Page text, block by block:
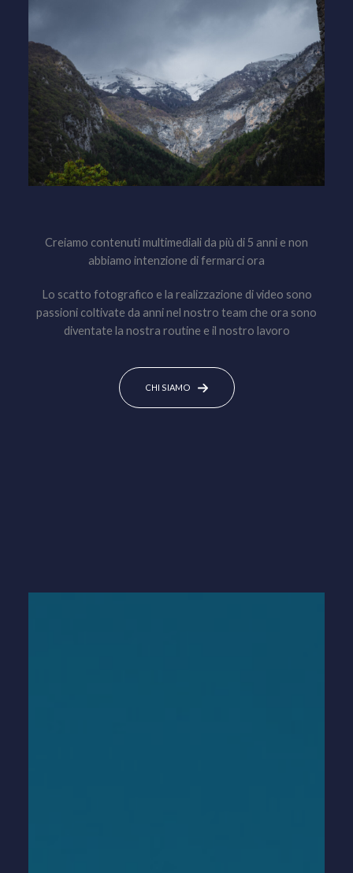
Creiamo contenuti multimediali da più di 5 anni e non
abbiamo intenzione di fermarci ora
Lo scatto fotografico e la realizzazione di video sono
passioni coltivate da anni nel nostro team che ora sono
diventate la nostra routine e il nostro lavoro
CHI SIAMO